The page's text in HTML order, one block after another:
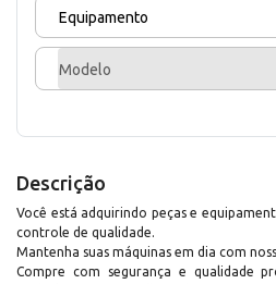
Equipamento
Modelo
Descrição
Você está adquirindo peças e
controle de qualidade.
Mantenha suas máquinas em dia com
Compre com segurança e qualidade